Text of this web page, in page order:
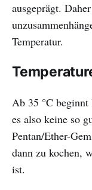
ausgeprägt.
Temperatur.
Ab 35 °C beginnt
es also keine so
Pentan/Ether-
dann zu kochen,
ist.